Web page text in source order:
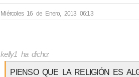
Miércoles 16 de Enero, 2013 06:13
kelly1 ha dicho:
PIENSO QUE LA RELIGIÓN ES